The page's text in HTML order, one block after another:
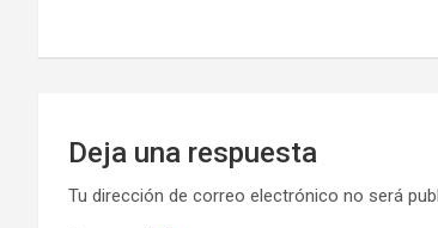
Deja una respuesta
Tu dirección de correo electrónico no será